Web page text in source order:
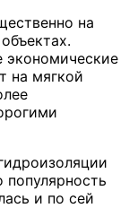
на
на мягкой
популярность
и по сей